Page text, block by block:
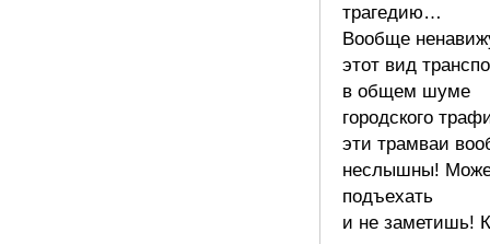
трагедию…
Вообще
этот вид
в общем шуме
городского
эти трамваи
неслышны!
подъехать
и не заметишь!